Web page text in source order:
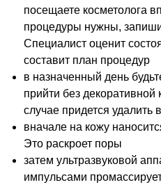
посещаете косметолога
процедуры нужны,
Специалист оценит
составит план процедур
в назначенный день
прийти без
случае придется
вначале на кожу
Это раскроет поры
затем ультразвуковой
импульсами